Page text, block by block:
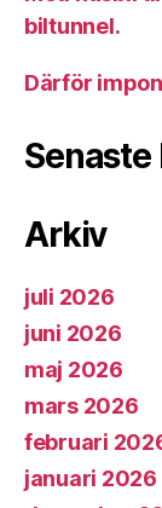
biltunnel.
Därför
Arkiv
juli 2026
juni 2026
maj 2026
mars 2026
februari
januari 2026